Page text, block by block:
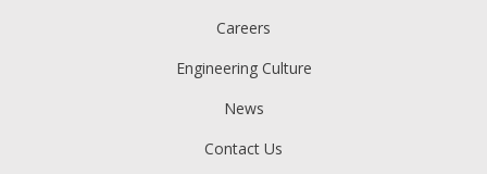
Careers
Engineering Culture
News
Contact Us